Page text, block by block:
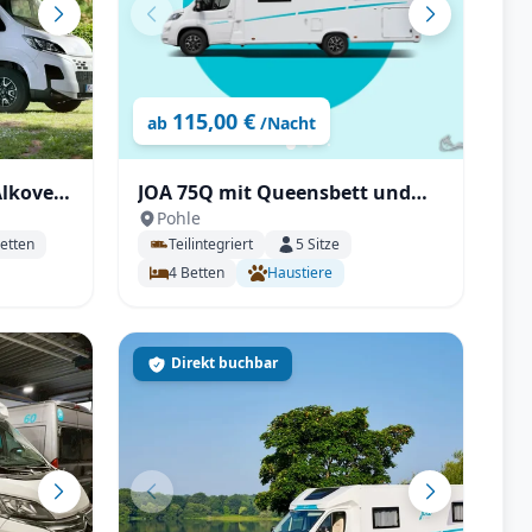
ab 115,00 € /Nacht
JOA 75Q mit Queensbett und
elek. Hubbett, TV, Backofen
uvm.
Pohle
Teilintegriert 5 Sitze
4 Betten Haustiere
Direkt buchbar